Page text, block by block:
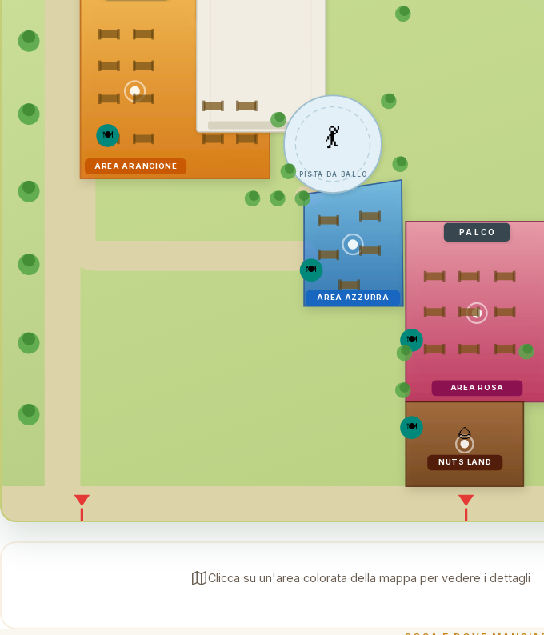
🌰
💃
PISTA DA BALLO
PALCO
🍽
🍽
🍽
🍽
AREA ARANCIONE
AREA AZZURRA
AREA ROSA
NUTS LAND
Clicca su un'area colorata della mappa per vedere i dettagli